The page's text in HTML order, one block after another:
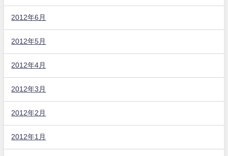
2012年6月
2012年5月
2012年4月
2012年3月
2012年2月
2012年1月